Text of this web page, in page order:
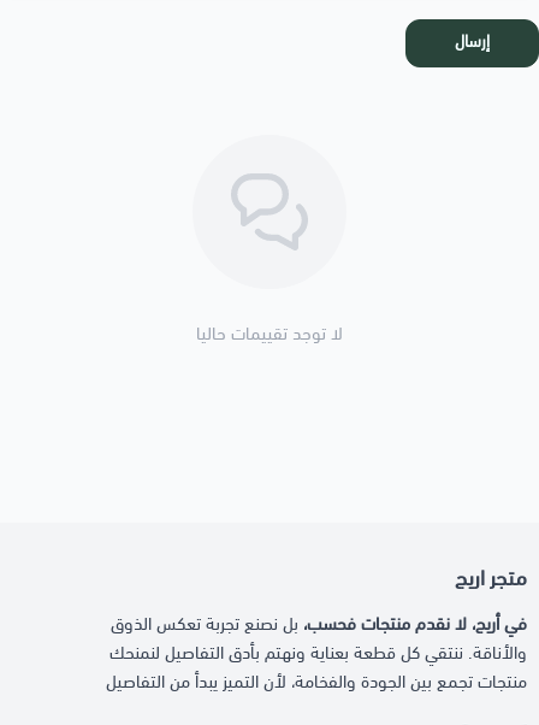
إرسال
لا توجد تقييمات حاليا
متجر اريج
في أريج، لا نقدم منتجات فحسب، بل نصنع تجربة تعكس الذوق
والأناقة. ننتقي كل قطعة بعناية ونهتم بأدق التفاصيل لنمنحك
منتجات تجمع بين الجودة والفخامة، لأن التميز يبدأ من التفاصيل